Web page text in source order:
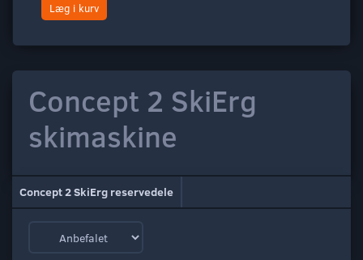
Læg i kurv
Concept 2 SkiErg
skimaskine
Concept 2 SkiErg reservedele